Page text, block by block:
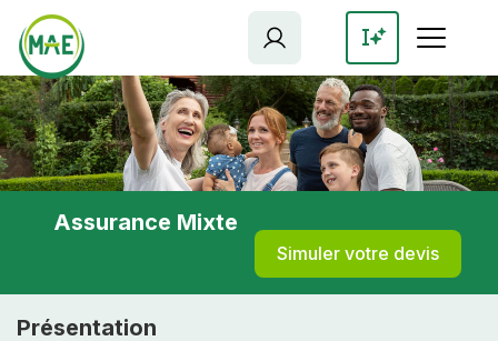
contenu
principal
Assurance Mixte
Simuler votre devis
Présentation